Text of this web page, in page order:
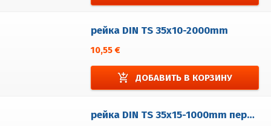
рейка DIN TS 35x10-2000mm
10,55 €
add_shopping_cart ДОБАВИТЬ В КОРЗИНУ
рейка DIN TS 35x15-1000mm перфорованá 5,2x25 поцинкованá